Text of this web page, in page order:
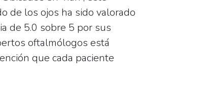
de los ojos ha sido valorado
de 5.0 sobre 5 por sus
oftalmólogos está
que cada paciente